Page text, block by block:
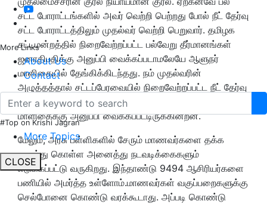
More Links
About Us
Contact
#Top on Krishi Jagran
More Topics
CLOSE
சட்ட போராட்டங்களில் அவர் வெற்றி பெற்றது போல் நீட் தேர்வு
சட்ட போராட்டத்திலும் முதல்வர் வெற்றி பெறுவார். தமிழக
சட்டமன்றத்தில் நிறைவேற்றப்பட்ட பல்வேறு தீர்மானங்கள்
ஜனாதிபதிக்கு அனுப்பி வைக்கப்படாமலேயே ஆளுநர்
மாளிகையில் தேங்கிக்கிடந்தது. நம் முதல்வரின்
அழுத்தத்தால் சட்டப்பேரவையில் நிறைவேற்றப்பட்ட நீட் தேர்வு
ரத்து உள்ளிட்ட பல்வேறு தீர்மானங்கள் ஜனாதிபதி
மாளிகைக்கு அனுப்பி வைக்கப்பட்டிருக்கின்றன.
மேலும், அரசு பள்ளிகளில் சேரும் மாணவர்களை தக்க
வைத்து கொள்ள அனைத்து நடவடிக்கைகளும்
எடுக்கப்பட்டு வருகிறது. இந்தாண்டு 9494 ஆசிரியர்களை
பணியில் அமர்த்த உள்ளோம்.மாணவர்கள் வகுப்பறைகளுக்கு
செல்போனை கொண்டு வரக்கூடாது. அப்படி கொண்டு